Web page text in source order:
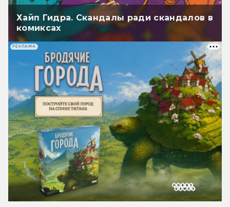
Хайп Гидра. Скандалы ради скандалов в
комиксах
РЕКЛАМА